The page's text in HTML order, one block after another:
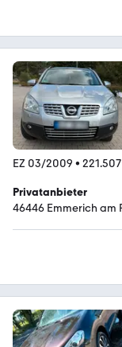
EZ 03/2009 •
Privatanbieter
46446 Emmerich am